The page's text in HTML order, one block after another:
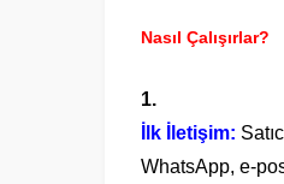
Nasıl Çalışırlar?
İlk İletişim:
WhatsApp, e-